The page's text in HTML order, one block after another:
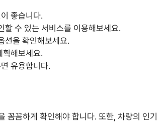
좋습니다.
할 수 있는 서비스를 이용해보세요.
션을 확인해보세요.
획해보세요.
유용합니다.
꼼꼼하게 확인해야 합니다. 또한, 차량의 인기